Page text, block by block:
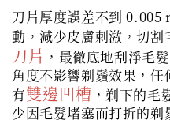
刀片厚度誤差不到
動，減少皮膚刺激，切割
刀片 ，最徹底地刮淨毛
角度不影響剃鬚效果，
有雙邊凹槽 ，剃下的毛
少因毛髮堵塞而打折的剃